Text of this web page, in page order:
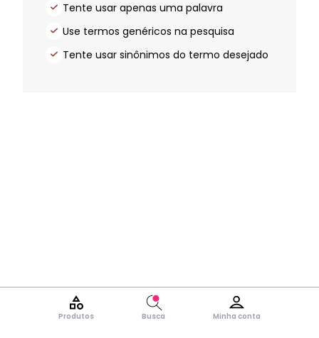
Produtos Busca Minha conta
Tente usar apenas uma palavra
Use termos genéricos na pesquisa
Tente usar sinônimos do termo desejado